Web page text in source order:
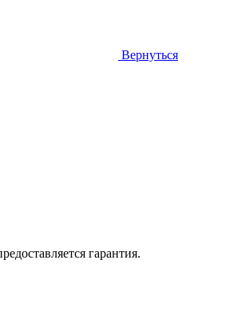
Вернуться
гарантия.